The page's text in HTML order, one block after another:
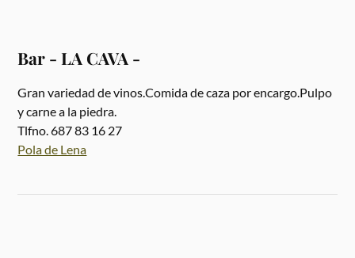
Bar - LA CAVA -
Gran variedad de vinos.Comida de caza por encargo.Pulpo
y carne a la piedra.
Tlfno. 687 83 16 27
Pola de Lena